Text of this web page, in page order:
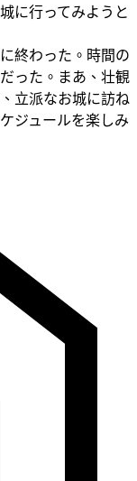
に行ってみようと
終わった。時間の
った。まあ、壮観
立派なお城に訪ね
ジュールを楽しみ